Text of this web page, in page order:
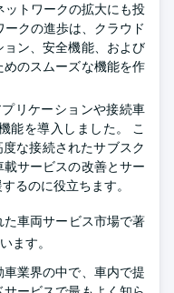
ットワークの拡大にも投
クの進歩は、クラウド
ン、安全機能、および
のスムーズな機能を作
プリケーションや接続車
能を導入しました。 こ
な接続されたサブスク
サービスの改善とサー
るのに役立ちます。
た車両サービス市場で著
ます。
業界の中で、車内で提